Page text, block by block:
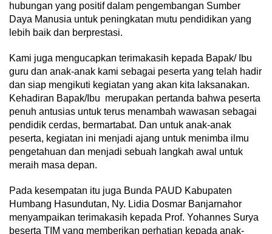
hubungan yang positif dalam pengembangan Sumber
Daya Manusia untuk peningkatan mutu pendidikan yang
lebih baik dan berprestasi.
Kami juga mengucapkan terimakasih kepada Bapak/ Ibu
guru dan anak-anak kami sebagai peserta yang telah hadir
dan siap mengikuti kegiatan yang akan kita laksanakan.
Kehadiran Bapak/Ibu merupakan pertanda bahwa peserta
penuh antusias untuk terus menambah wawasan sebagai
pendidik cerdas, bermartabat. Dan untuk anak-anak
peserta, kegiatan ini menjadi ajang untuk menimba ilmu
pengetahuan dan menjadi sebuah langkah awal untuk
meraih masa depan.
Pada kesempatan itu juga Bunda PAUD Kabupaten
Humbang Hasundutan, Ny. Lidia Dosmar Banjarnahor
menyampaikan terimakasih kepada Prof. Yohannes Surya
beserta TIM yang memberikan perhatian kepada anak-